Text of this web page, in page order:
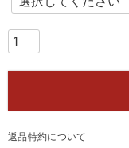
返品特約について